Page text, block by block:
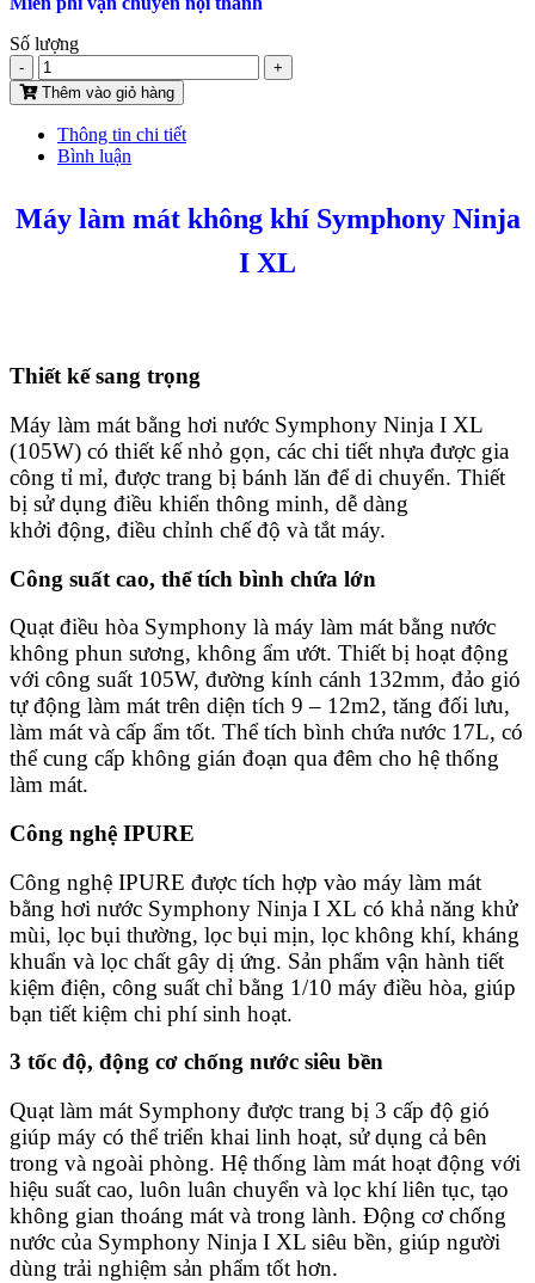
Số lượng
-
+
Thêm vào giỏ hàng
Thông tin chi tiết
Bình luận
Máy làm mát không khí Symphony Ninja
I XL
Thiết kế sang trọng
Máy làm mát bằng hơi nước Symphony Ninja I XL
(105W) có thiết kế nhỏ gọn, các chi tiết nhựa được gia
công tỉ mỉ, được trang bị bánh lăn để di chuyển. Thiết
bị sử dụng điều khiển thông minh, dễ dàng
khởi động, điều chỉnh chế độ và tắt máy.
Công suất cao, thể tích bình chứa lớn
Quạt điều hòa Symphony là máy làm mát bằng nước
không phun sương, không ẩm ướt. Thiết bị hoạt động
với công suất 105W, đường kính cánh 132mm, đảo gió
tự động làm mát trên diện tích 9 – 12m2, tăng đối lưu,
làm mát và cấp ẩm tốt. Thể tích bình chứa nước 17L, có
thể cung cấp không gián đoạn qua đêm cho hệ thống
làm mát.
Công nghệ IPURE
Công nghệ IPURE được tích hợp vào máy làm mát
bằng hơi nước Symphony Ninja I XL có khả năng khử
mùi, lọc bụi thường, lọc bụi mịn, lọc không khí, kháng
khuẩn và lọc chất gây dị ứng. Sản phẩm vận hành tiết
kiệm điện, công suất chỉ bằng 1/10 máy điều hòa, giúp
bạn tiết kiệm chi phí sinh hoạt.
3 tốc độ, động cơ chống nước siêu bền
Quạt làm mát Symphony được trang bị 3 cấp độ gió
giúp máy có thể triển khai linh hoạt, sử dụng cả bên
trong và ngoài phòng. Hệ thống làm mát hoạt động với
hiệu suất cao, luôn luân chuyển và lọc khí liên tục, tạo
không gian thoáng mát và trong lành. Động cơ chống
nước của Symphony Ninja I XL siêu bền, giúp người
dùng trải nghiệm sản phẩm tốt hơn.